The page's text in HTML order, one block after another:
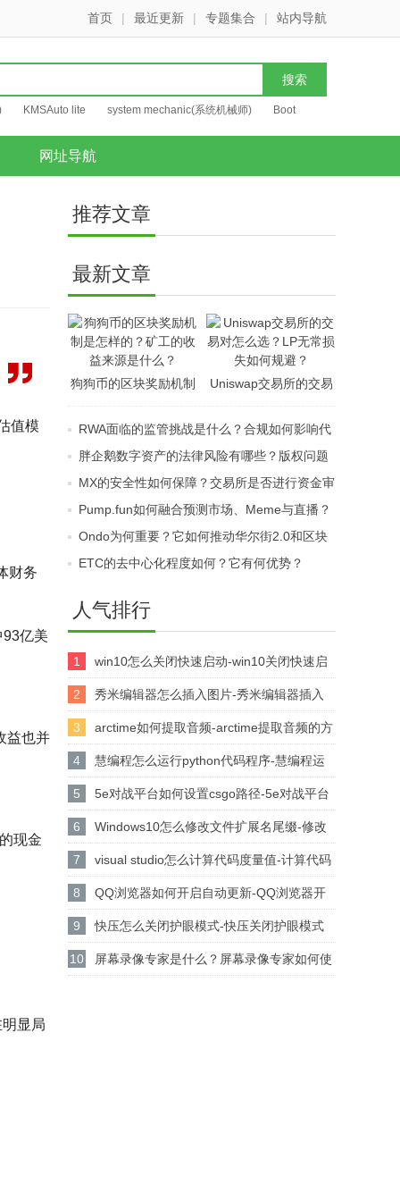
首页 | 最近更新 | 专题集合 | 站内导航
KMSAuto lite system mechanic(系统机械师) Boot
网址导航
值模
财务
亿美
益也并
现金
显局
推荐文章
最新文章
狗狗币的区块奖励机制
来源是什么？
Uniswap交易所的交易
如何规避？
RWA面临的监管挑战是什么？合规如何影响代
币化？
胖企鹅数字资产的法律风险有哪些？版权问题
是如何被处理的？
MX的安全性如何保障？交易所是否进行资金审
计？Pump.fun如何融合预测市场、Meme与直播？
Web3娱乐新趋势何在？
Ondo为何重要？它如何推动华尔街2.0和区块
链融合？
ETC的去中心化程度如何？它有何优势？
人气排行
1 win10怎么关闭快速启动-win10关闭快速启
动的方法
2 秀米编辑器怎么插入图片-秀米编辑器插入
图片的方法
3 arctime如何提取音频-arctime提取音频的方
法介绍
4 慧编程怎么运行python代码程序-慧编程运
行python代码程序的方法
5 5e对战平台如何设置csgo路径-5e对战平台
设置csgo路径的方法
6 Windows10怎么修改文件扩展名尾缀-修改
文件扩展名尾缀方法
7 visual studio怎么计算代码度量值-计算代码
度量值方法
8 QQ浏览器如何开启自动更新-QQ浏览器开
启自动更新的方法
9 快压怎么关闭护眼模式-快压关闭护眼模式
的方法介绍
10 屏幕录像专家是什么？屏幕录像专家如何使